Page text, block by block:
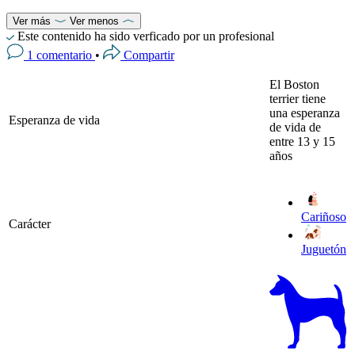
Ver más Ver menos
Este contenido ha sido verficado por un profesional
1 comentario • Compartir
Esperanza de vida
El Boston
terrier tiene
una esperanza
de vida de
entre 13 y 15
años
Carácter
Cariñoso
Juguetón